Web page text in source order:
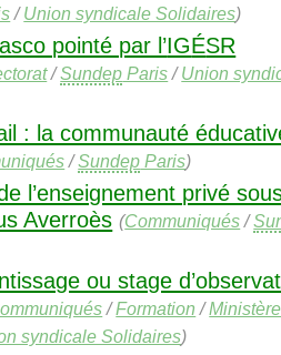
/Union syndicale Solidaires)
pointé par l’IGÉSR
/Sundep Paris/Union
: la communauté
/Sundep Paris)
l’enseignement privé
Averroès (Communiqués/
ou stage
/Formation /
syndicale Solidaires)